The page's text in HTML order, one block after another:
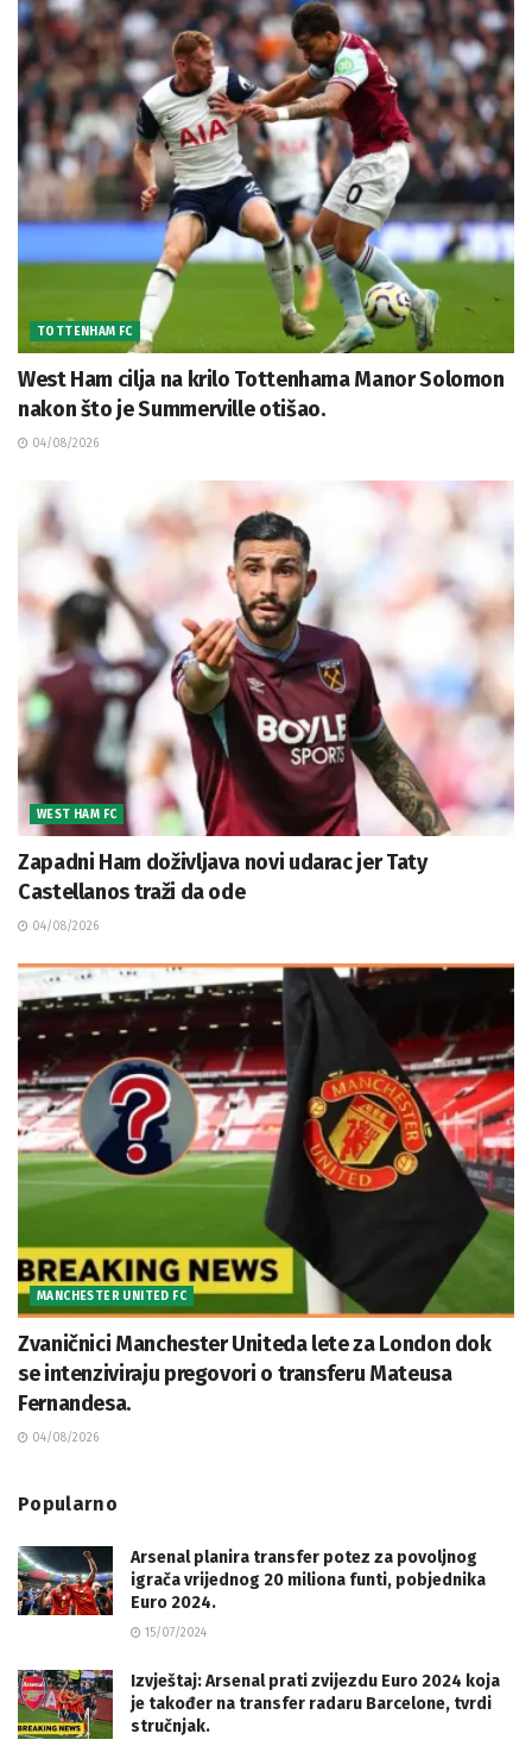
TOTTENHAM FC
West Ham cilja na krilo Tottenhama Manor Solomon
nakon što je Summerville otišao.
04/08/2026
WEST HAM FC
Zapadni Ham doživljava novi udarac jer Taty
Castellanos traži da ode
04/08/2026
MANCHESTER UNITED FC
Zvaničnici Manchester Uniteda lete za London dok
se intenziviraju pregovori o transferu Mateusa
Fernandesa.
04/08/2026
Popularno
Arsenal planira transfer potez za povoljnog
igrača vrijednog 20 miliona funti, pobjednika
Euro 2024.
15/07/2024
Izvještaj: Arsenal prati zvijezdu Euro 2024 koja
je također na transfer radaru Barcelone, tvrdi
stručnjak.